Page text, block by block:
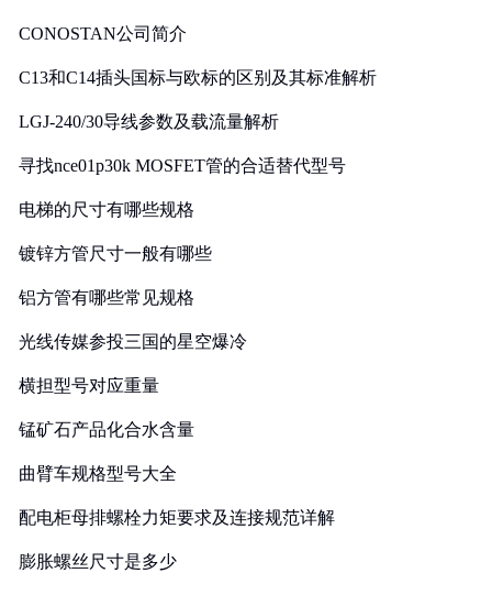
CONOSTAN公司简介
C13和C14插头国标与欧标的区别及其标准解析
LGJ-240/30导线参数及载流量解析
寻找nce01p30k MOSFET管的合适替代型号
电梯的尺寸有哪些规格
镀锌方管尺寸一般有哪些
铝方管有哪些常见规格
光线传媒参投三国的星空爆冷
横担型号对应重量
锰矿石产品化合水含量
曲臂车规格型号大全
配电柜母排螺栓力矩要求及连接规范详解
膨胀螺丝尺寸是多少